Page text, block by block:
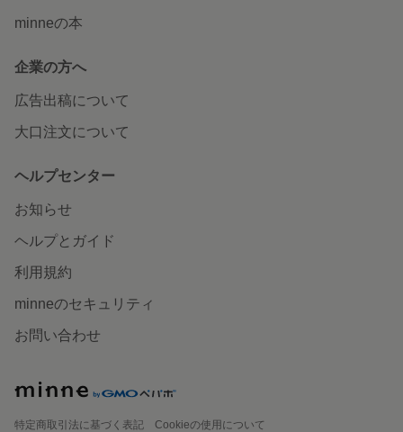
minneの本
企業の方へ
広告出稿について
大口注文について
ヘルプセンター
お知らせ
ヘルプとガイド
利用規約
minneのセキュリティ
お問い合わせ
特定商取引法に基づく表記
Cookieの使用について